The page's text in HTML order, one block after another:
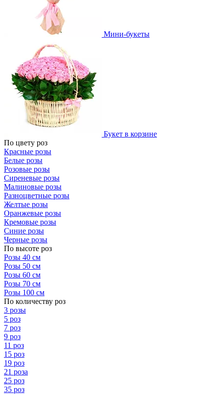
Мини-букеты
Букет в корзине
По цвету роз
Красные розы
Белые розы
Розовые розы
Сиреневые розы
Малиновые розы
Разноцветные розы
Желтые розы
Оранжевые розы
Кремовые розы
Синие розы
Черные розы
По высоте роз
Розы 40 см
Розы 50 см
Розы 60 см
Розы 70 см
Розы 100 см
По количеству роз
3 розы
5 роз
7 роз
9 роз
11 роз
15 роз
19 роз
21 роза
25 роз
35 роз